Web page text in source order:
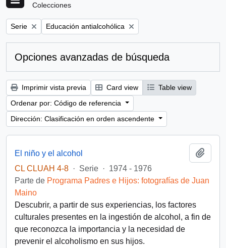
Colecciones
Remove filter:
Serie Remove filter:
Educación antialcohólica
Opciones avanzadas de búsqueda
Imprimir vista previa Card view
Table view
Ordenar por: Código de referencia
Dirección: Clasificación en orden ascendente
El niño y el alcohol
CL CLUAH 4-8 · Serie · 1974 - 1976
Parte de Programa Padres e Hijos: fotografías de Juan
Maino
Descubrir, a partir de sus experiencias, los factores
culturales presentes en la ingestión de alcohol, a fin de
que reconozca la importancia y la necesidad de
prevenir el alcoholismo en sus hijos.